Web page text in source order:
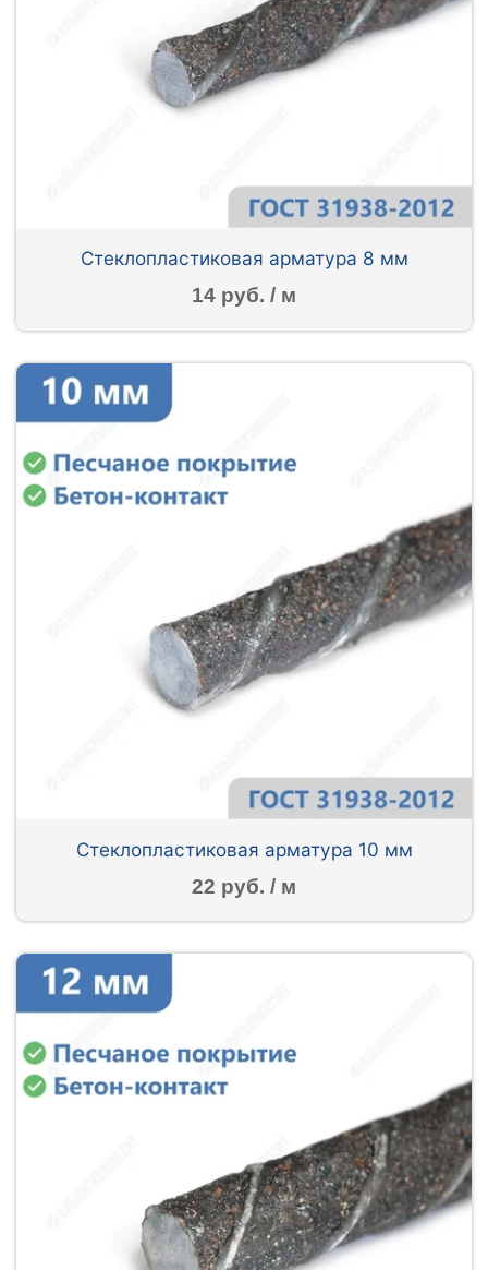
Стеклопластиковая арматура 8 мм
14 руб. / м
Стеклопластиковая арматура 10 мм
22 руб. / м